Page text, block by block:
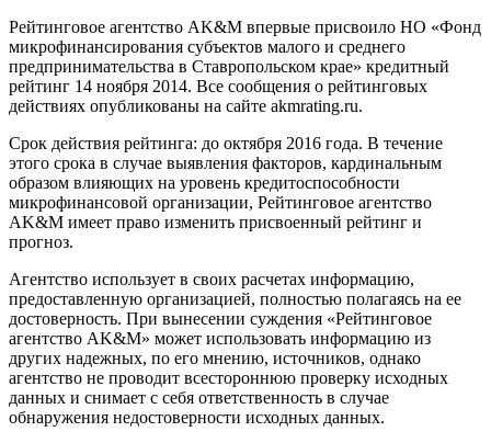
Рейтинговое агентство AK&M впервые присвоило НО «Фонд
микрофинансирования субъектов малого и среднего
предпринимательства в Ставропольском крае» кредитный
рейтинг 14 ноября 2014. Все сообщения о рейтинговых
действиях опубликованы на сайте akmrating.ru.
Срок действия рейтинга: до октября 2016 года. В течение
этого срока в случае выявления факторов, кардинальным
образом влияющих на уровень кредитоспособности
микрофинансовой организации, Рейтинговое агентство
AK&M имеет право изменить присвоенный рейтинг и
прогноз.
Агентство использует в своих расчетах информацию,
предоставленную организацией, полностью полагаясь на ее
достоверность. При вынесении суждения «Рейтинговое
агентство AK&M» может использовать информацию из
других надежных, по его мнению, источников, однако
агентство не проводит всестороннюю проверку исходных
данных и снимает с себя ответственность в случае
обнаружения недостоверности исходных данных.